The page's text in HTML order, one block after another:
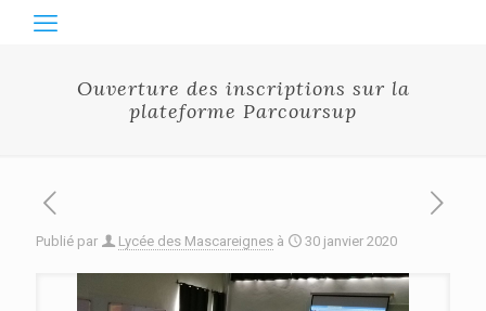
Ouverture des inscriptions sur la
plateforme Parcoursup
Publié par Lycée des Mascareignes à 30 janvier 2020